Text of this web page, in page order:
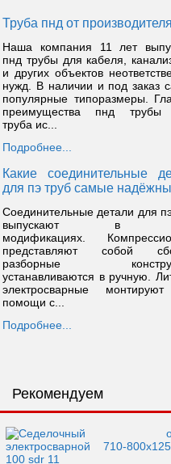
Труба пнд от производителя
Наша компания 11 лет
пнд трубы для кабеля,
и других объектов
нужд. В наличии и под заказ
популярные типоразмеры.
преимущества пнд
труба ис...
Подробнее...
Какие соединительные
для пэ труб самые
Соединительные детали для
выпускают в
модификациях.
представляют собой
разборные
устанавливаются в ручную.
электросварные
помощи с...
Подробнее...
Рекомендуем